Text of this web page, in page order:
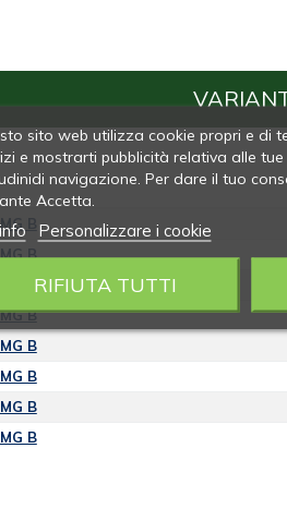
B
B
B
B
B
B
B
B
sito web utilizza cookie propri e di
e mostrarti pubblicità relativa alle
navigazione. Per dare il tuo
Accetta.
Personalizzare i cookie
RIFIUTA TUTTI